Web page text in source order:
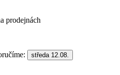
prodejnách
středa 12.08.